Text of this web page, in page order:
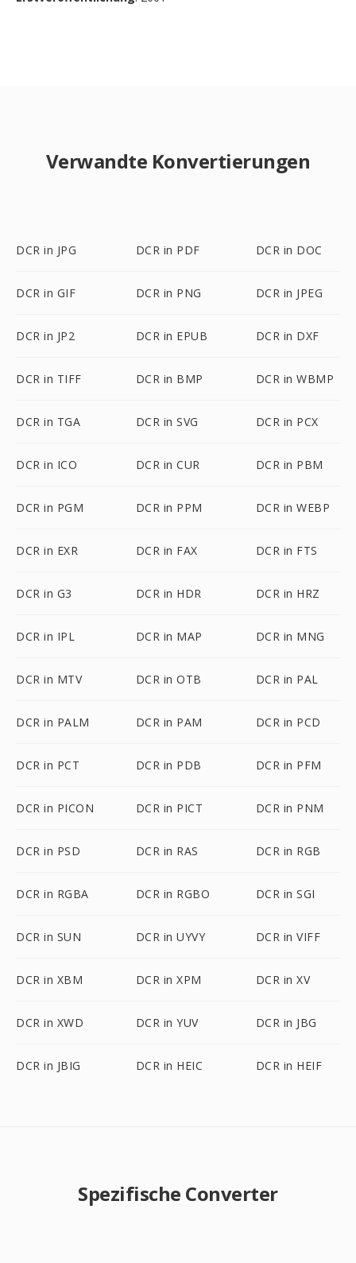
Verwandte Konvertierungen
DCR in JPG DCR in PDF DCR in DOC
DCR in GIF DCR in PNG DCR in JPEG
DCR in JP2 DCR in EPUB DCR in DXF
DCR in TIFF DCR in BMP DCR in WBMP
DCR in TGA DCR in SVG DCR in PCX
DCR in ICO DCR in CUR DCR in PBM
DCR in PGM DCR in PPM DCR in WEBP
DCR in EXR DCR in FAX DCR in FTS
DCR in G3 DCR in HDR DCR in HRZ
DCR in IPL DCR in MAP DCR in MNG
DCR in MTV DCR in OTB DCR in PAL
DCR in PALM DCR in PAM DCR in PCD
DCR in PCT DCR in PDB DCR in PFM
DCR in PICON DCR in PICT DCR in PNM
DCR in PSD DCR in RAS DCR in RGB
DCR in RGBA DCR in RGBO DCR in SGI
DCR in SUN DCR in UYVY DCR in VIFF
DCR in XBM DCR in XPM DCR in XV
DCR in XWD DCR in YUV DCR in JBG
DCR in JBIG DCR in HEIC DCR in HEIF
Spezifische Converter